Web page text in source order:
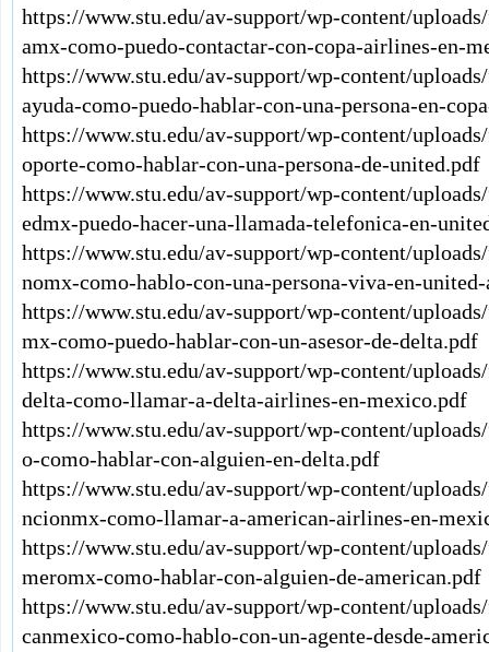
https://www.stu.edu/av-support/wp-content/
amx-como-puedo-contactar-con-copa-airlines-en-
https://www.stu.edu/av-support/wp-content/
ayuda-como-puedo-hablar-con-una-persona-en-
https://www.stu.edu/av-support/wp-content/
oporte-como-hablar-con-una-persona-de-united.pdf
https://www.stu.edu/av-support/wp-content/
edmx-puedo-hacer-una-llamada-telefonica-en-
https://www.stu.edu/av-support/wp-content/
nomx-como-hablo-con-una-persona-viva-en-
https://www.stu.edu/av-support/wp-content/
mx-como-puedo-hablar-con-un-asesor-de-delta.pdf
https://www.stu.edu/av-support/wp-content/
delta-como-llamar-a-delta-airlines-en-mexico.pdf
https://www.stu.edu/av-support/wp-content/
o-como-hablar-con-alguien-en-delta.pdf
https://www.stu.edu/av-support/wp-content/
ncionmx-como-llamar-a-american-airlines-en-
https://www.stu.edu/av-support/wp-content/
meromx-como-hablar-con-alguien-de-american.pdf
https://www.stu.edu/av-support/wp-content/
canmexico-como-hablo-con-un-agente-desde-